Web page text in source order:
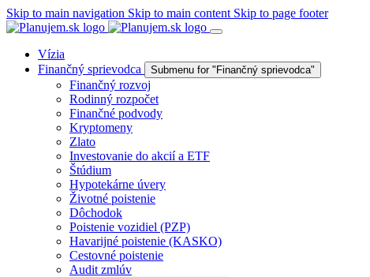
Skip to main navigation Skip to main content Skip to page footer
Vízia
Finančný sprievodca
Submenu for "Finančný sprievodca"
Finančný rozvoj
Rodinný rozpočet
Finančné podvody
Kryptomeny
Zlato
Investovanie do akcií a ETF
Štúdium
Hypotekárne úvery
Životné poistenie
Dôchodok
Poistenie vozidiel (PZP)
Havarijné poistenie (KASKO)
Cestovné poistenie
Audit zmlúv